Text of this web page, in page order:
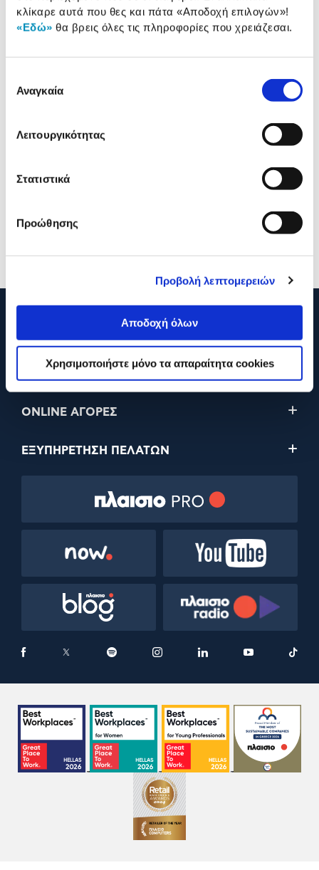
κλίκαρε αυτά που θες και πάτα «Αποδοχή επιλογών»!
«Εδώ» θα βρεις όλες τις πληροφορίες που χρειάζεσαι.
συγκατάθεσης
Αναγκαία
Λειτουργικότητας
Στατιστικά
Προώθησης
Προβολή λεπτομερειών
Αποδοχή όλων
Χρησιμοποιήστε μόνο τα απαραίτητα cookies
389,00€
210 2895000
ONLINE ΑΓΟΡΕΣ
ΕΞΥΠΗΡΕΤΗΣΗ ΠΕΛΑΤΩΝ